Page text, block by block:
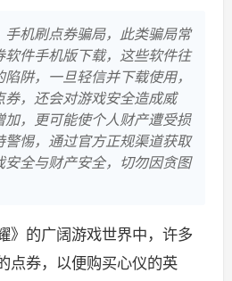
手机刷点券骗局，此类骗局常
软件手机版下载，这些软件往
阱，一旦轻信并下载使用，
券，还会对游戏安全造成威
加，更可能使个人财产遭受损
警惕，通过官方正规渠道获取
安全与财产安全，切勿因贪图
》的广阔游戏世界中，许多
点券，以便购买心仪的英